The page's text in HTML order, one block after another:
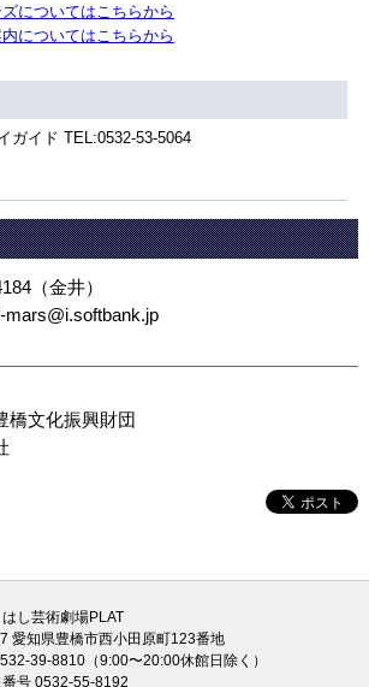
についてはこちらから
についてはこちらから
ガイド TEL:0532-53-5064
（金井）
mars@i.softbank.jp
化振興財団
し芸術劇場PLAT
愛知県豊橋市西小田原町123番地
39-8810（9:00〜20:00休館日除く）
番号 0532-55-8192